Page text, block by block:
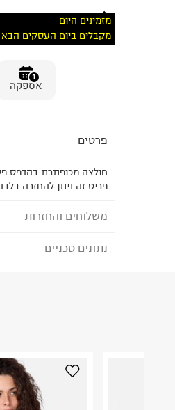
מזמינים היום
מקבלים ביום העסקים הבא
1
אספקה
פרטים
חולצה מכופתרת בהדפס
פריט זה ניתן להחזרה
משלוחים והחזרות
לבחירת בשיטת
לפני החזרת החבילה,
במקום בו הודבקה
נתונים טכניים